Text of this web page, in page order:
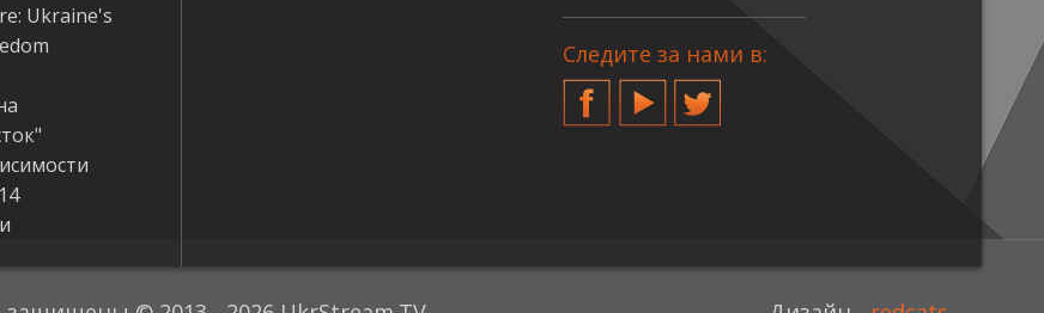
Ukraine's
Следите за нами в:
FacebookYouTubeTwitter